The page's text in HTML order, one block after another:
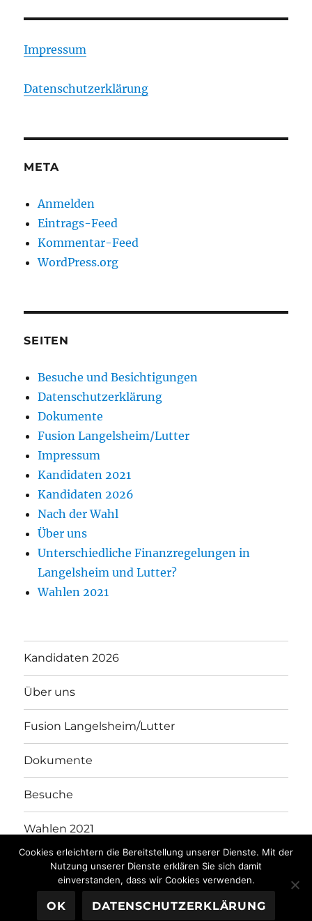
Impressum
Datenschutzerklärung
META
Anmelden
Eintrags-Feed
Kommentar-Feed
WordPress.org
SEITEN
Besuche und Besichtigungen
Datenschutzerklärung
Dokumente
Fusion Langelsheim/Lutter
Impressum
Kandidaten 2021
Kandidaten 2026
Nach der Wahl
Über uns
Unterschiedliche Finanzregelungen in
Langelsheim und Lutter?
Wahlen 2021
Kandidaten 2026
Über uns
Fusion Langelsheim/Lutter
Dokumente
Besuche
Wahlen 2021
Kandidaten 2021
Stolz präsentiert von WordPress
Cookies erleichtern die Bereitstellung unserer Dienste. Mit der
Nutzung unserer Dienste erklären Sie sich damit
einverstanden, dass wir Cookies verwenden.
OK DATENSCHUTZERKLÄRUNG